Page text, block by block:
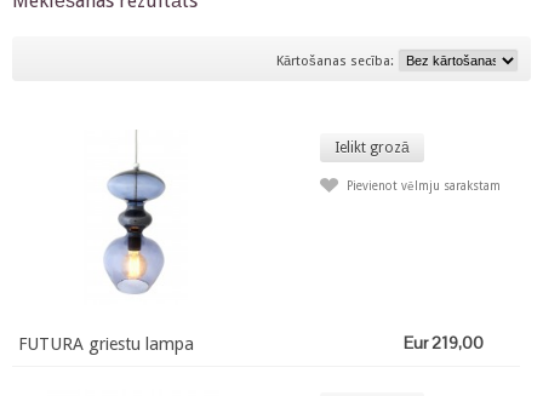
Kārtošanas secība:
Ielikt grozā
Pievienot vēlmju sarakstam
Eur 219,00
FUTURA griestu lampa